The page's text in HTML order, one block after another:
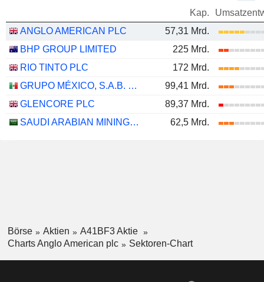
Kap.
ANGLO AMERICAN PLC
57,31 Mrd.
BHP GROUP LIMITED
225 Mrd.
RIO TINTO PLC
172 Mrd.
GRUPO MÉXICO, S.A.B. DE C.V.
99,41 Mrd.
GLENCORE PLC
89,37 Mrd.
SAUDI ARABIAN MINING COMPANY (MAADEN)
62,5 Mrd.
Börse Aktien
A41BF3 Aktie
Charts Anglo American plc
Sektoren-Chart